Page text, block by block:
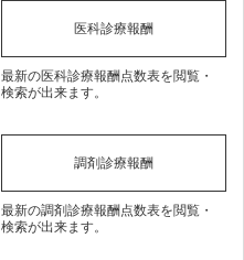
医科診療報酬
最新の医科診療報酬点数表を閲覧・
検索が出来ます。
調剤診療報酬
最新の調剤診療報酬点数表を閲覧・
検索が出来ます。